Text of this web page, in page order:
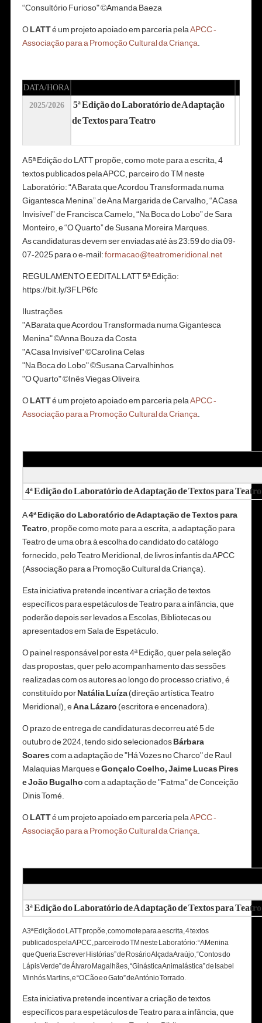
“Consultório Furioso" ©Amanda Baeza
OLATTé um projeto apoiado em parceria pelaAPCC -
Associação para a Promoção Cultural da Criança
DATA/HORA
2025/2026
5ª Edição do Laboratório de Adaptação
de Textos para Teatro
A 5ª Edição do LATT propõe, como mote para a escrita, 4
textos publicados pela APCC, parceiro do TM neste
Laboratório: “A Barata que Acordou Transformada numa
Gigantesca Menina” de Ana Margarida de Carvalho, “A Casa
Invisível” de Francisca Camelo, “Na Boca do Lobo” de Sara
Monteiro, e “O Quarto” de Susana Moreira Marques.
As candidaturas devem ser enviadas até às 23:59 do dia 09-
07-2025 para o e-mail:formacao@teatromeridional.net
REGULAMENTO E EDITAL LATT 5ª Edição:
https://bit.ly/3FLP6fc
Ilustrações
"A Barata que Acordou Transformada numa Gigantesca
Menina" ©Anna Bouza da Costa
"A Casa Invisível" ©Carolina Celas
"Na Boca do Lobo" ©Susana Carvalhinhos
"O Quarto" ©Inês Viegas Oliveira
OLATTé um projeto apoiado em parceria pelaAPCC -
Associação para a Promoção Cultural da Criança
4ª Edição do Laboratório de Adaptação de Textos para Teatro
A4ª Edição do Laboratório de Adaptação de Textos para
Teatro , propõe como mote para a escrita, a adaptação para
Teatro de uma obra à escolha do candidato do catálogo
fornecido, pelo Teatro Meridional, de livros infantis da APCC
(Associação para a Promoção Cultural da Criança).
Esta iniciativa pretende incentivar a criação de textos
específicos para espetáculos de Teatro para a infância, que
poderão depois ser levados a Escolas, Bibliotecas ou
apresentados em Sala de Espetáculo.
O painel responsável por esta 4ª Edição, quer pela seleção
das propostas, quer pelo acompanhamento das sessões
realizadas com os autores ao longo do processo criativo, é
constituído porNatália Luíza(direção artística Teatro
Meridional), eAna Lázaro (escritora e encenadora).
O prazo de entrega de candidaturas decorreu até 5 de
outubro de 2024, tendo sido selecionadosBárbara
Soarescom a adaptação de "Há Vozes no Charco" de Raul
Malaquias Marques eGonçalo Coelho, Jaime Lucas Pires
e João Bugalhocom a adaptação de "Fatma" de Conceição
Dinis Tomé.
OLATTé um projeto apoiado em parceria pelaAPCC -
Associação para a Promoção Cultural da Criança
3ª Edição do Laboratório de Adaptação de Textos para Teatro
A 3ª Edição do LATT propõe, como mote para a escrita, 4 textos
publicados pela APCC, parceiro do TM neste Laboratório: “A Menina
que Queria Escrever Histórias” de Rosário Alçada Araújo, “Contos do
Lápis Verde” de Álvaro Magalhães, “Ginástica Animalástica” de Isabel
Minhós Martins, e “O Cão e o Gato” de António Torrado.
Esta iniciativa pretende incentivar a criação de textos
específicos para espetáculos de Teatro para a infância, que